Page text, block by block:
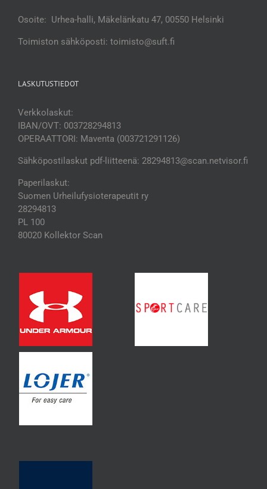
Osoite: Urhea-halli, Mäkelänkatu 47, 00550 Helsinki
Toimiston sähköposti: toimisto@suft.fi
LASKUTUSTIEDOT
Verkkolaskut:
IBAN/OVT: 003728294813
OPERAATTORI: Maventa (003721291126)
Sähköpostilaskut pdf-liitteenä: 28294813@scan.netvisor.fi
Paperilaskut:
Suomen Urheilufysioterapeutit ry
28294813
PL 100
80020 Kollektor Scan